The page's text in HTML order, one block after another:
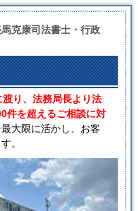
克康司法書士・行政
り、法務局長より法
件を超えるご相談に対
大限に活かし、お客
。